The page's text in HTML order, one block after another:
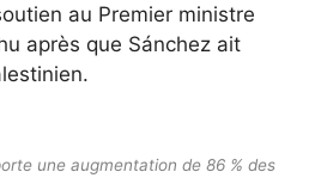
au Premier ministre
après que Sánchez ait
une augmentation de 86 % des